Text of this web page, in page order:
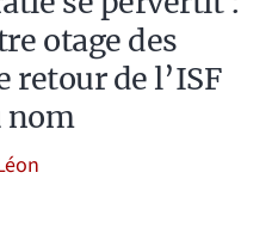
otage des
retour de l’ISF
nom